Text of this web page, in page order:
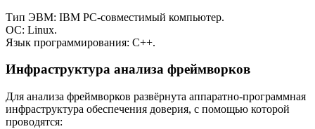
Тип ЭВМ: IBM PC-совместимый компьютер.
ОС: Linux.
Язык программирования: C++.
Инфраструктура анализа фреймворков
Для анализа фреймворков развёрнута аппаратно-программная
инфраструктура обеспечения доверия, с помощью которой
проводятся: